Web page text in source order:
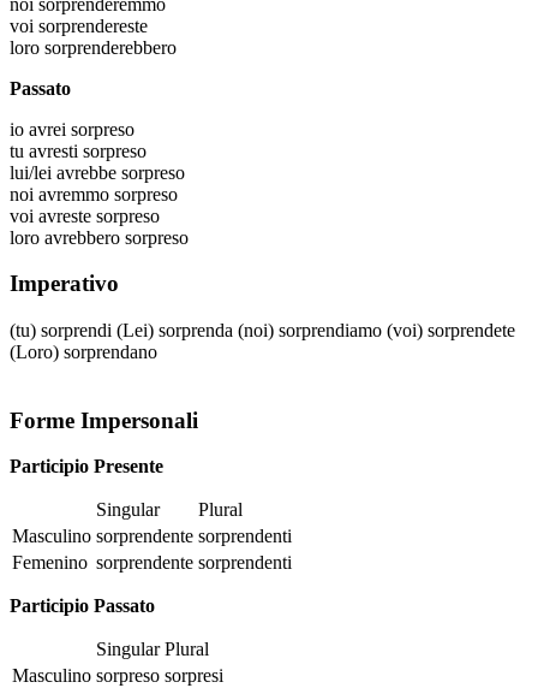
voi sorprendereste
loro sorprenderebbero
Passato
io avrei sorpreso
tu avresti sorpreso
lui/lei avrebbe sorpreso
noi avremmo sorpreso
voi avreste sorpreso
loro avrebbero sorpreso
Imperativo
(tu) sorprendi (Lei) sorprenda (noi) sorprendiamo (voi) sorprendete
(Loro) sorprendano
Forme Impersonali
Participio Presente
Singular
Plural
Masculino sorprendente sorprendenti
Femenino sorprendente sorprendenti
Participio Passato
Singular Plural
Masculino sorpreso sorpresi